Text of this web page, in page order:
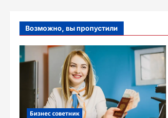
Возможно, вы пропустили
Бизнес советник